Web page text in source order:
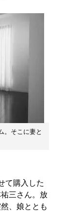
。そこに妻と
て購入した
三さん。放
、娘ととも